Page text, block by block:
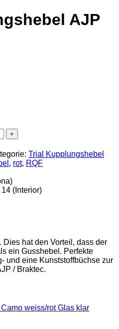
AJP
Trial Kupplungshebel
, rot, RQF
(Interior)
hat den Vorteil, dass der
ein Gusshebel. Perfekte
und eine Kunststoffbüchse zur
/ Braktec.